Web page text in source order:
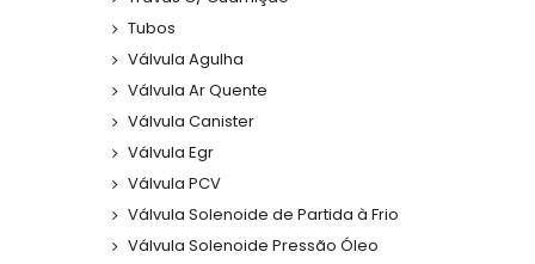
Tubos
Válvula Agulha
Válvula Ar Quente
Válvula Canister
Válvula Egr
Válvula PCV
Válvula Solenoide de Partida à Frio
Válvula Solenoide Pressão Óleo